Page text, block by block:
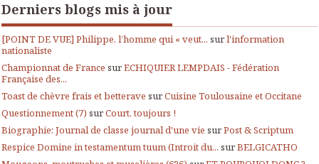
Derniers blogs mis à jour
[POINT DE VUE] Philippe, l’homme qui « veut... surl'information
nationaliste
Championnat de France surECHIQUIER LEMPDAIS - Fédération
Française des...
Toast de chèvre frais et betterave surCuisine Toulousaine et Occitane
Questionnement (7) surCourt, toujours !
Biographie: Journal de classe journal d'une vie surPost & Scriptum
Respice Domine in testamentum tuum (Introit du... surBELGICATHO